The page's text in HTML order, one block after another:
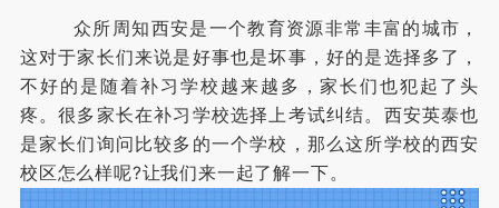
众所周知西安是一个教育资源非常丰富的城市，
这对于家长们来说是好事也是坏事，好的是选择多了，
不好的是随着补习学校越来越多，家长们也犯起了头
疼。很多家长在补习学校选择上考试纠结。西安英泰也
是家长们询问比较多的一个学校，那么这所学校的西安
校区怎么样呢?让我们来一起了解一下。